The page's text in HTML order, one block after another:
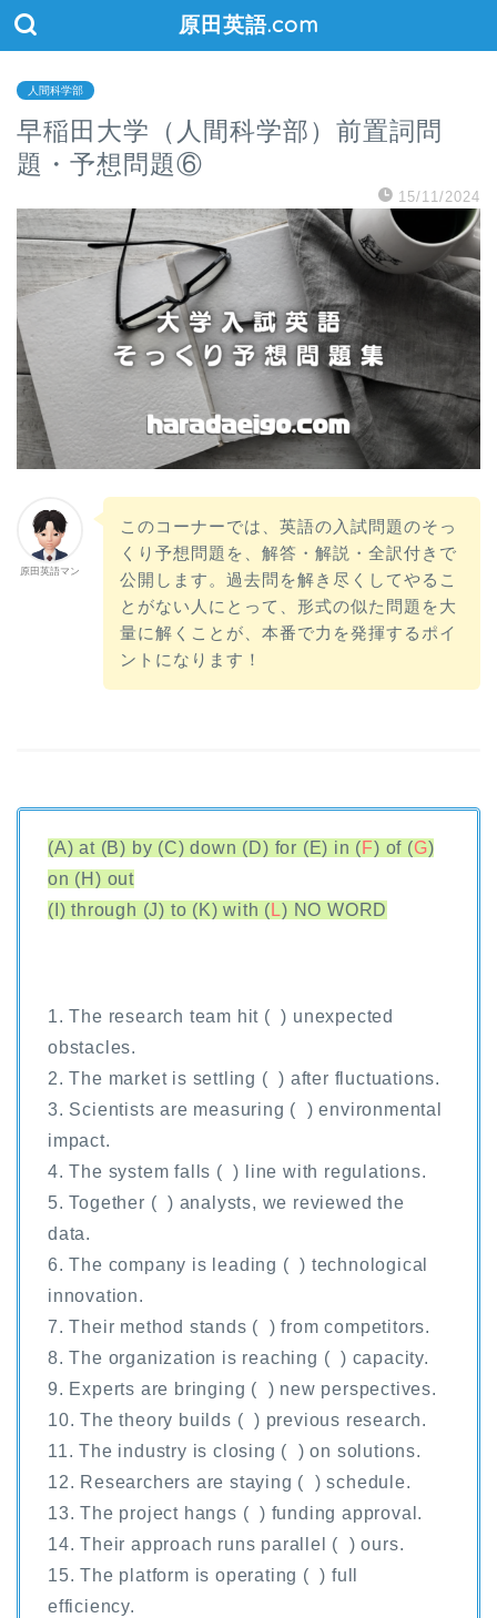
原田英語.com
人間科学部
早稲田大学（人間科学部）前置詞問
題・予想問題⑥
15/11/2024
原田英語マン
このコーナーでは、英語の入試問題のそっ
くり予想問題を、解答・解説・全訳付きで
公開します。過去問を解き尽くしてやるこ
とがない人にとって、形式の似た問題を大
量に解くことが、本番で力を発揮するポイ
ントになります！
(A) at (B) by (C) down (D) for (E) in (F) of (G)
on (H) out
(I) through (J) to (K) with ( L) NO WORD
1. The research team hit ( ) unexpected
obstacles.
2. The market is settling ( ) after fluctuations.
3. Scientists are measuring ( ) environmental
impact.
4. The system falls ( ) line with regulations.
5. Together ( ) analysts, we reviewed the
data.
6. The company is leading ( ) technological
innovation.
7. Their method stands ( ) from competitors.
8. The organization is reaching ( ) capacity.
9. Experts are bringing ( ) new perspectives.
10. The theory builds ( ) previous research.
11. The industry is closing ( ) on solutions.
12. Researchers are staying ( ) schedule.
13. The project hangs ( ) funding approval.
14. Their approach runs parallel ( ) ours.
15. The platform is operating ( ) full
efficiency.